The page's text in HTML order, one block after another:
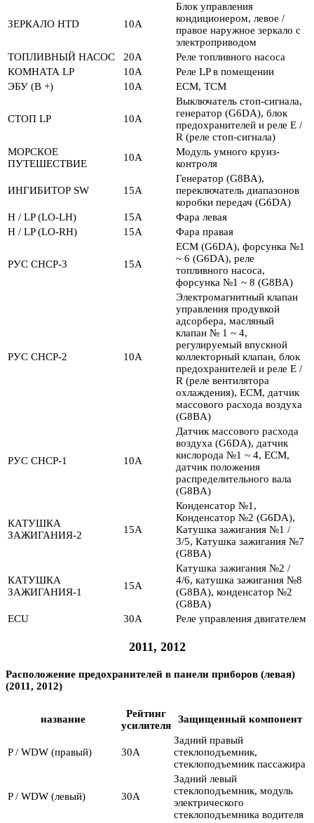
ЗЕРКАЛО HTD 10А
Блок управления
кондиционером, левое /
правое наружное зеркало с
электроприводом
ТОПЛИВНЫЙ НАСОС
20А
Реле топливного насоса
КОМНАТА LP
10А
Реле LP в помещении
ЭБУ (B +)
10А ECM, TCM
СТОП LP 10А
Выключатель стоп-сигнала,
генератор (G6DA), блок
предохранителей и реле E /
R (реле стоп-сигнала)
МОРСКОЕ
ПУТЕШЕСТВИЕ
10А
Модуль умного круиз-
контроля
ИНГИБИТОР SW 15А
Генератор (G8BA),
переключатель диапазонов
коробки передач (G6DA)
H / LP (LO-LH)
15А
Фара левая
H / LP (LO-RH)
15А Фара правая
РУС СНСР-3 15А
ECM (G6DA), форсунка №1
~ 6 (G6DA), реле
топливного насоса,
форсунка №1 ~ 8 (G8BA)
РУС СНСР-2 10А
Электромагнитный клапан
управления продувкой
адсорбера, масляный
клапан № 1 ~ 4,
регулируемый впускной
коллекторный клапан, блок
предохранителей и реле E /
R (реле вентилятора
охлаждения), ECM, датчик
массового расхода воздуха
(G8BA)
РУС СНСР-1 10А
Датчик массового расхода
воздуха (G6DA), датчик
кислорода №1 ~ 4, ECM,
датчик положения
распределительного вала
(G8BA)
КАТУШКА
ЗАЖИГАНИЯ-2
15А
Конденсатор №1,
Конденсатор №2 (G6DA),
Катушка зажигания №1 /
3/5, Катушка зажигания №7
(G8BA)
КАТУШКА
ЗАЖИГАНИЯ-1
15А
Катушка зажигания №2 /
4/6, катушка зажигания №8
(G8BA), конденсатор №2
(G8BA)
ECU
30А Реле управления двигателем
2011, 2012
Расположение предохранителей в панели приборов (левая)
(2011, 2012)
название
Рейтинг
усилителя
Защищенный компонент
P / WDW (правый) 30А
Задний правый
стеклоподъемник,
стеклоподъемник пассажира
P / WDW (левый) 30А
Задний левый
стеклоподъемник, модуль
электрического
стеклоподъемника водителя